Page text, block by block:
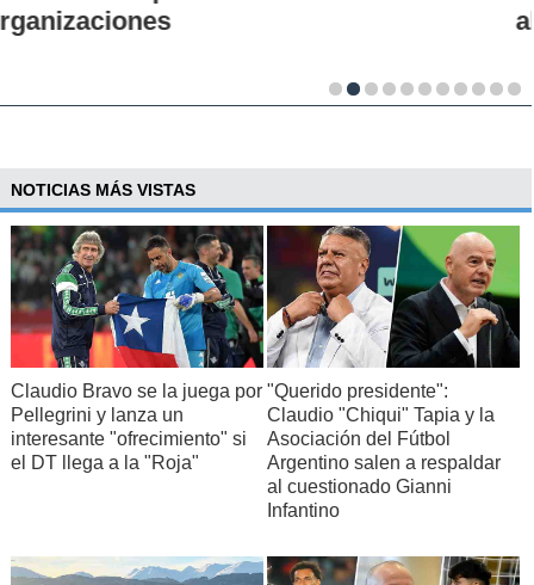
al desarrollo científico del país
NOTICIAS MÁS VISTAS
Claudio Bravo se la juega por
Pellegrini y lanza un
interesante "ofrecimiento" si
el DT llega a la "Roja"
"Querido presidente":
Claudio "Chiqui" Tapia y la
Asociación del Fútbol
Argentino salen a respaldar
al cuestionado Gianni
Infantino